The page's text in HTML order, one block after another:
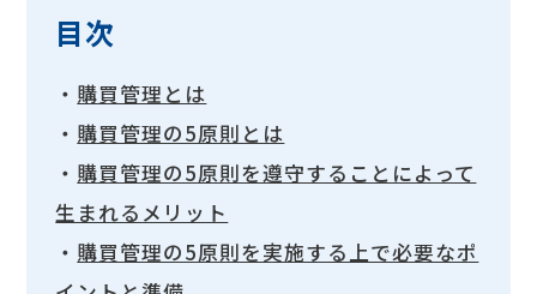
目次
・ 購買管理とは
・ 購買管理の5原則とは
・ 購買管理の5原則を遵守することによって
生まれるメリット
・ 購買管理の5原則を実施する上で必要なポ